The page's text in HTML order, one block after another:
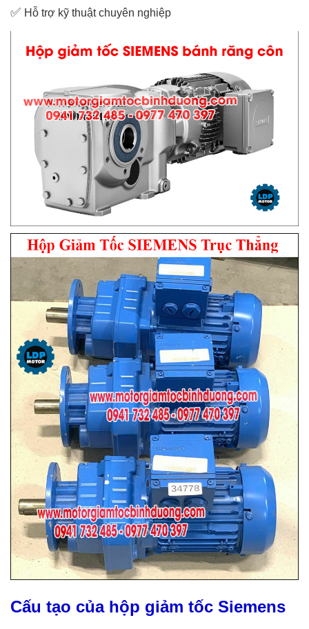
✅ Hỗ trợ kỹ thuật chuyên nghiệp
Cấu tạo của hộp giảm tốc Siemens